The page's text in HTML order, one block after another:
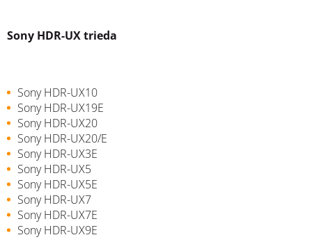
Sony HDR-UX trieda
Sony HDR-UX10
Sony HDR-UX19E
Sony HDR-UX20
Sony HDR-UX20/E
Sony HDR-UX3E
Sony HDR-UX5
Sony HDR-UX5E
Sony HDR-UX7
Sony HDR-UX7E
Sony HDR-UX9E